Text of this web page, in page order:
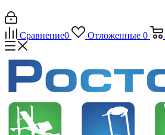
Сравнение0 Отложенные 0